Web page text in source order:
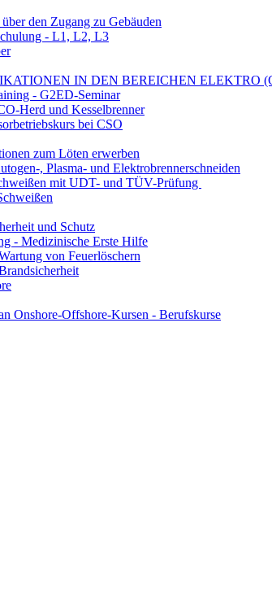
den Zugang zu Gebäuden
- L1, L2, L3
IN DEN BEREICHEN ELEKTRO
- G2ED-Seminar
Herd und Kesselbrenner
bei CSO
zum Löten erwerben
, Plasma- und Elektrobrennerschneiden
mit UDT- und TÜV-Prüfung
und Schutz
- Medizinische Erste Hilfe
von Feuerlöschern
Onshore-Offshore-Kursen - Berufskurse